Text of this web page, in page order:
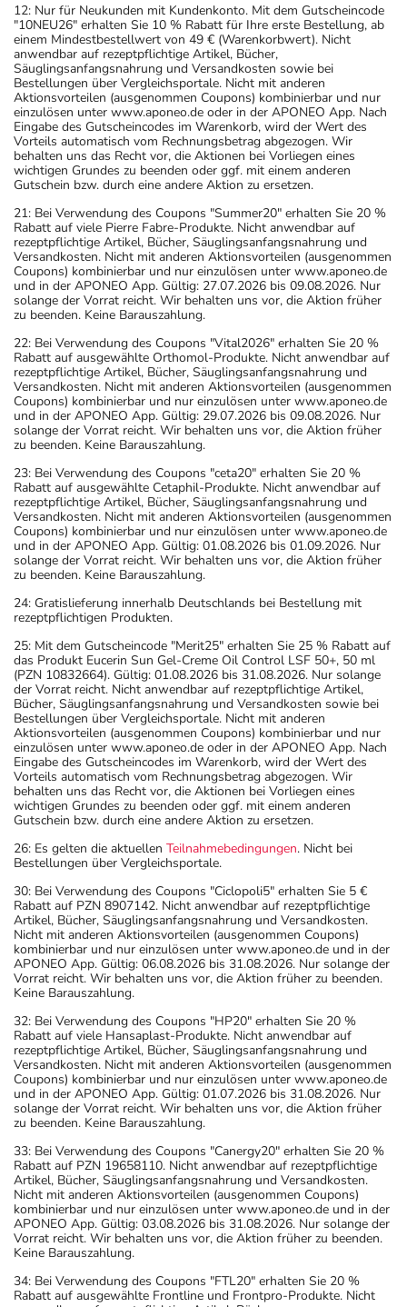
12: Nur für Neukunden mit Kundenkonto. Mit dem Gutscheincode
"10NEU26" erhalten Sie 10 % Rabatt für Ihre erste Bestellung, ab
einem Mindestbestellwert von 49 € (Warenkorbwert). Nicht
anwendbar auf rezeptpflichtige Artikel, Bücher,
Säuglingsanfangsnahrung und Versandkosten sowie bei
Bestellungen über Vergleichsportale. Nicht mit anderen
Aktionsvorteilen (ausgenommen Coupons) kombinierbar und nur
einzulösen unter www.aponeo.de oder in der APONEO App. Nach
Eingabe des Gutscheincodes im Warenkorb, wird der Wert des
Vorteils automatisch vom Rechnungsbetrag abgezogen. Wir
behalten uns das Recht vor, die Aktionen bei Vorliegen eines
wichtigen Grundes zu beenden oder ggf. mit einem anderen
Gutschein bzw. durch eine andere Aktion zu ersetzen.
21: Bei Verwendung des Coupons "Summer20" erhalten Sie 20 %
Rabatt auf viele Pierre Fabre-Produkte. Nicht anwendbar auf
rezeptpflichtige Artikel, Bücher, Säuglingsanfangsnahrung und
Versandkosten. Nicht mit anderen Aktionsvorteilen (ausgenommen
Coupons) kombinierbar und nur einzulösen unter www.aponeo.de
und in der APONEO App. Gültig: 27.07.2026 bis 09.08.2026. Nur
solange der Vorrat reicht. Wir behalten uns vor, die Aktion früher
zu beenden. Keine Barauszahlung.
22: Bei Verwendung des Coupons "Vital2026" erhalten Sie 20 %
Rabatt auf ausgewählte Orthomol-Produkte. Nicht anwendbar auf
rezeptpflichtige Artikel, Bücher, Säuglingsanfangsnahrung und
Versandkosten. Nicht mit anderen Aktionsvorteilen (ausgenommen
Coupons) kombinierbar und nur einzulösen unter www.aponeo.de
und in der APONEO App. Gültig: 29.07.2026 bis 09.08.2026. Nur
solange der Vorrat reicht. Wir behalten uns vor, die Aktion früher
zu beenden. Keine Barauszahlung.
23: Bei Verwendung des Coupons "ceta20" erhalten Sie 20 %
Rabatt auf ausgewählte Cetaphil-Produkte. Nicht anwendbar auf
rezeptpflichtige Artikel, Bücher, Säuglingsanfangsnahrung und
Versandkosten. Nicht mit anderen Aktionsvorteilen (ausgenommen
Coupons) kombinierbar und nur einzulösen unter www.aponeo.de
und in der APONEO App. Gültig: 01.08.2026 bis 01.09.2026. Nur
solange der Vorrat reicht. Wir behalten uns vor, die Aktion früher
zu beenden. Keine Barauszahlung.
24: Gratislieferung innerhalb Deutschlands bei Bestellung mit
rezeptpflichtigen Produkten.
25: Mit dem Gutscheincode "Merit25" erhalten Sie 25 % Rabatt auf
das Produkt Eucerin Sun Gel-Creme Oil Control LSF 50+, 50 ml
(PZN 10832664). Gültig: 01.08.2026 bis 31.08.2026. Nur solange
der Vorrat reicht. Nicht anwendbar auf rezeptpflichtige Artikel,
Bücher, Säuglingsanfangsnahrung und Versandkosten sowie bei
Bestellungen über Vergleichsportale. Nicht mit anderen
Aktionsvorteilen (ausgenommen Coupons) kombinierbar und nur
einzulösen unter www.aponeo.de oder in der APONEO App. Nach
Eingabe des Gutscheincodes im Warenkorb, wird der Wert des
Vorteils automatisch vom Rechnungsbetrag abgezogen. Wir
behalten uns das Recht vor, die Aktionen bei Vorliegen eines
wichtigen Grundes zu beenden oder ggf. mit einem anderen
Gutschein bzw. durch eine andere Aktion zu ersetzen.
26: Es gelten die aktuellen Teilnahmebedingungen. Nicht bei
Bestellungen über Vergleichsportale.
30: Bei Verwendung des Coupons "Ciclopoli5" erhalten Sie 5 €
Rabatt auf PZN 8907142. Nicht anwendbar auf rezeptpflichtige
Artikel, Bücher, Säuglingsanfangsnahrung und Versandkosten.
Nicht mit anderen Aktionsvorteilen (ausgenommen Coupons)
kombinierbar und nur einzulösen unter www.aponeo.de und in der
APONEO App. Gültig: 06.08.2026 bis 31.08.2026. Nur solange der
Vorrat reicht. Wir behalten uns vor, die Aktion früher zu beenden.
Keine Barauszahlung.
32: Bei Verwendung des Coupons "HP20" erhalten Sie 20 %
Rabatt auf viele Hansaplast-Produkte. Nicht anwendbar auf
rezeptpflichtige Artikel, Bücher, Säuglingsanfangsnahrung und
Versandkosten. Nicht mit anderen Aktionsvorteilen (ausgenommen
Coupons) kombinierbar und nur einzulösen unter www.aponeo.de
und in der APONEO App. Gültig: 01.07.2026 bis 31.08.2026. Nur
solange der Vorrat reicht. Wir behalten uns vor, die Aktion früher
zu beenden. Keine Barauszahlung.
33: Bei Verwendung des Coupons "Canergy20" erhalten Sie 20 %
Rabatt auf PZN 19658110. Nicht anwendbar auf rezeptpflichtige
Artikel, Bücher, Säuglingsanfangsnahrung und Versandkosten.
Nicht mit anderen Aktionsvorteilen (ausgenommen Coupons)
kombinierbar und nur einzulösen unter www.aponeo.de und in der
APONEO App. Gültig: 03.08.2026 bis 31.08.2026. Nur solange der
Vorrat reicht. Wir behalten uns vor, die Aktion früher zu beenden.
Keine Barauszahlung.
34: Bei Verwendung des Coupons "FTL20" erhalten Sie 20 %
Rabatt auf ausgewählte Frontline und Frontpro-Produkte. Nicht